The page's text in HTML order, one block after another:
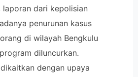
dari kepolisian
penurunan kasus
di wilayah Bengkulu
diluncurkan.
dengan upaya